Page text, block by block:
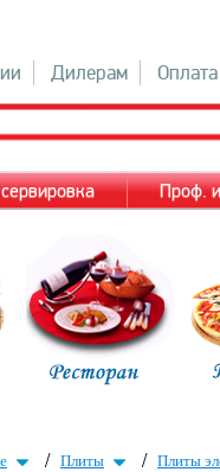
Дилерам Оплата
Проф.
/ Плиты / Плиты